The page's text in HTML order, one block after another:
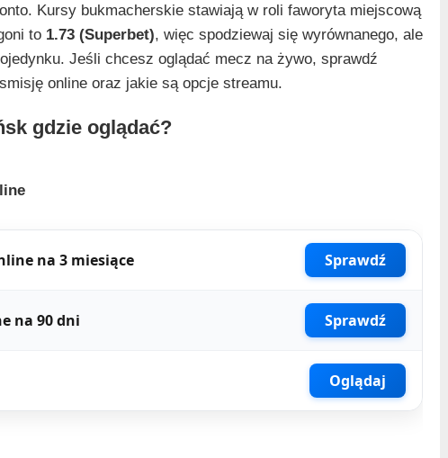
Kursy bukmacherskie stawiają w roli faworyta miejscową
to 1.73 (Superbet), więc spodziewaj się wyrównanego, ale
Jeśli chcesz oglądać mecz na żywo, sprawdź
online oraz jakie są opcje streamu.
gdzie oglądać?
na 3 miesiące Sprawdź
na 90 dni Sprawdź
Oglądaj